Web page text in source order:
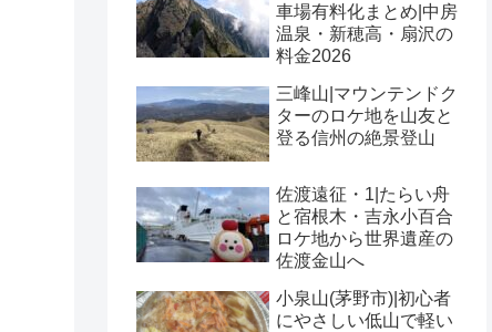
車場有料化まとめ|中房
温泉・新穂高・扇沢の
料金2026
三峰山|マウンテンドク
ターのロケ地を山友と
登る信州の絶景登山
佐渡遠征・1|たらい舟
と宿根木・吉永小百合
ロケ地から世界遺産の
佐渡金山へ
小泉山(茅野市)|初心者
にやさしい低山で軽い